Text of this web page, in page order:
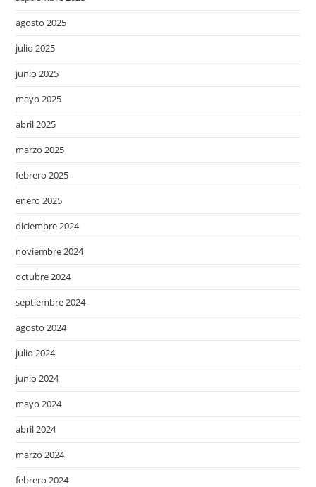
agosto 2025
julio 2025
junio 2025
mayo 2025
abril 2025
marzo 2025
febrero 2025
enero 2025
diciembre 2024
noviembre 2024
octubre 2024
septiembre 2024
agosto 2024
julio 2024
junio 2024
mayo 2024
abril 2024
marzo 2024
febrero 2024